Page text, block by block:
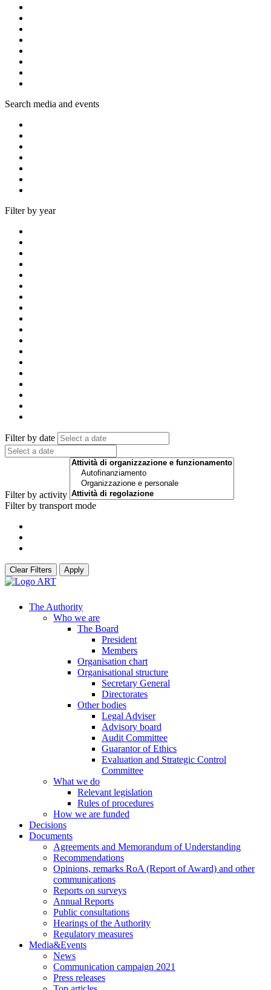
Search media and events
Filter by year
Filter by date
Filter by activity
Filter by transport mode
Clear Filters Apply
The Authority
Who we are
The Board
President
Members
Organisation chart
Organisational structure
Secretary General
Directorates
Other bodies
Legal Adviser
Advisory board
Audit Committee
Guarantor of Ethics
Evaluation and Strategic Control
Committee
What we do
Relevant legislation
Rules of procedures
How we are funded
Decisions
Documents
Agreements and Memorandum of Understanding
Recommendations
Opinions, remarks RoA (Report of Award) and other
communications
Reports on surveys
Annual Reports
Public consultations
Hearings of the Authority
Regulatory measures
Media&Events
News
Communication campaign 2021
Press releases